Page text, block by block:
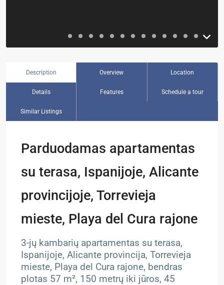
Description Overview Location
Details Features Schedule a tour
Similar Listings
Parduodamas apartamentas
su terasa, Ispanijoje, Alicante
provincijoje, Torrevieja
mieste, Playa del Cura rajone
3-jų kambarių apartamentas su terasa,
Ispanijoje, Alicante provincija, Torrevieja
mieste, Playa del Cura rajone, bendras
plotas 57 m², 150 metrų iki jūros, 45